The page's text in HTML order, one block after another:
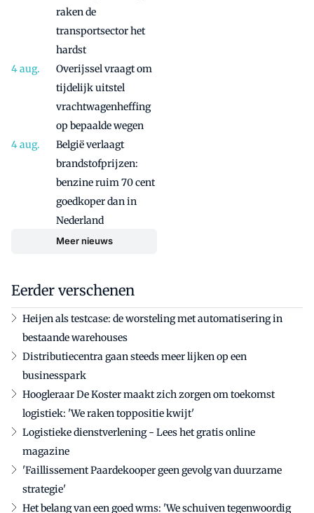
raken de
transportsector het
hardst
Overijssel vraagt om
tijdelijk uitstel
vrachtwagenheffing
op bepaalde wegen
België verlaagt
brandstofprijzen:
benzine ruim 70 cent
goedkoper dan in
Nederland
Meer nieuws
Eerder verschenen
Heijen als testcase: de worsteling met automatisering in
bestaande warehouses
Distributiecentra gaan steeds meer lijken op een
businesspark
Hoogleraar De Koster maakt zich zorgen om toekomst
logistiek: 'We raken toppositie kwijt'
Logistieke dienstverlening - Lees het gratis online
magazine
'Faillissement Paardekooper geen gevolg van duurzame
strategie'
Het belang van een goed wms: 'We schuiven tegenwoordig